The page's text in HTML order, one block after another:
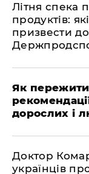
Літня спека
продуктів:
призвести
Як
дорослих і
Доктор
українців